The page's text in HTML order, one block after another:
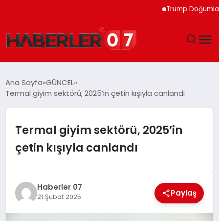
Trump Doğumla
EKONOMI
YAŞAM
SPOR
EĞITIM
Ana Sayfa GÜNCEL
Termal giyim sektörü, 2025’in çetin kışıyla canlandı
Termal giyim sektörü, 2025’in
çetin kışıyla canlandı
Haberler 07
21 Şubat 2025 Paylaş